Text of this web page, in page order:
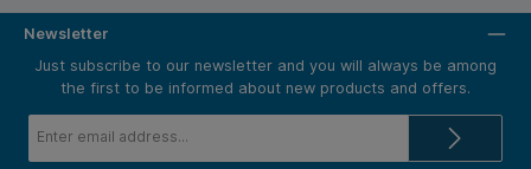
Newsletter
Just subscribe to our newsletter and you will always be among
the first to be informed about new products and offers.